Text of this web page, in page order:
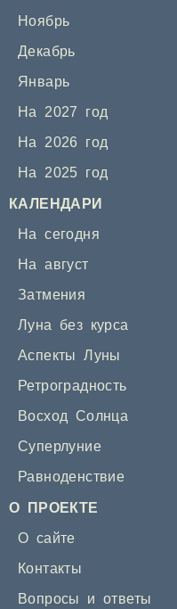
Ноябрь
Декабрь
Январь
На 2027 год
На 2026 год
На 2025 год
КАЛЕНДАРИ
На сегодня
На август
Затмения
Луна без курса
Аспекты Луны
Ретроградность
Восход Солнца
Суперлуние
Равноденствие
О ПРОЕКТЕ
О сайте
Контакты
Вопросы и ответы